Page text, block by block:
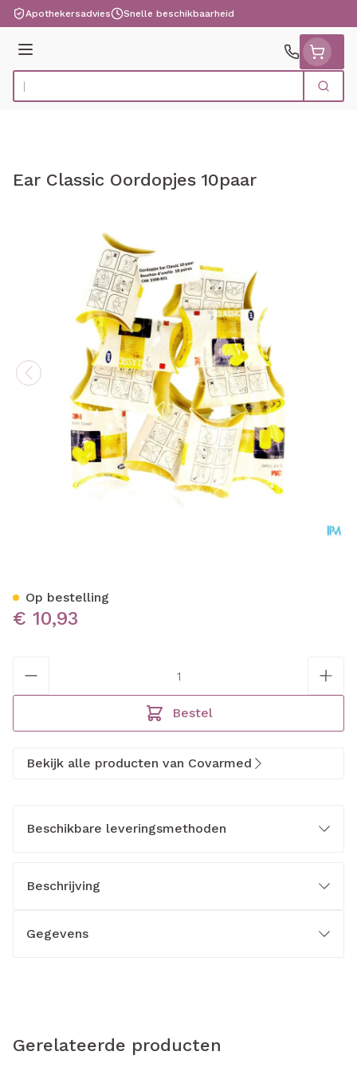
Ga naar de inhoud
Apothekersadvies Snelle beschikbaarheid
Menu
Product, merk, categorie... Zoek
Ear Classic Oordopjes 10paar
€ 10,93
Bestel
Op bestelling
Bekijk alle producten van Covarmed
Beschikbare leveringsmethoden
Beschrijving
Gegevens
Gerelateerde producten